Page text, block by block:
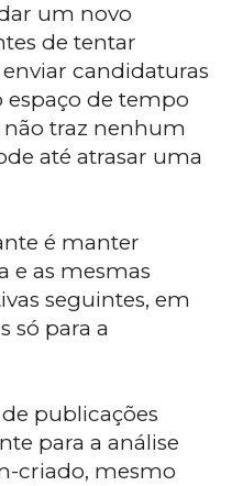
um novo
de tentar
candidaturas
de tempo
traz nenhum
até atrasar uma
é manter
e as mesmas
seguintes, em
só para a
publicações
para a análise
criado, mesmo